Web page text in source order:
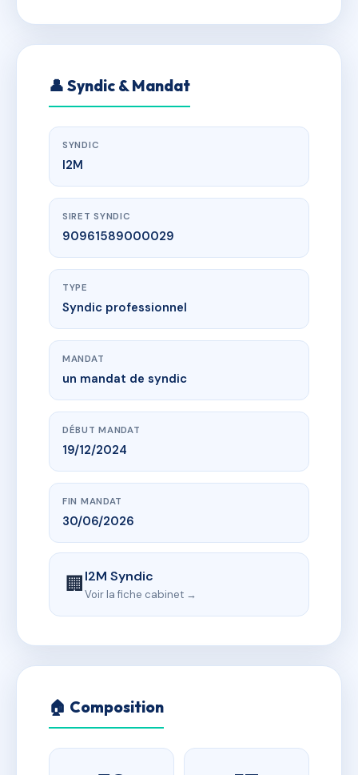
👤 Syndic & Mandat
SYNDIC
I2M
SIRET SYNDIC
90961589000029
TYPE
Syndic professionnel
MANDAT
un mandat de syndic
DÉBUT MANDAT
19/12/2024
FIN MANDAT
30/06/2026
🏢I2M Syndic
Voir la fiche cabinet →
🏠 Composition